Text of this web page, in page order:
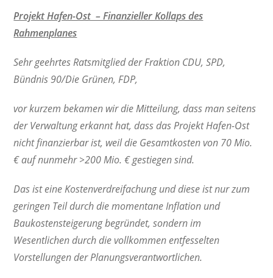
Projekt Hafen-Ost – Finanzieller Kollaps des
Rahmenplanes
Sehr geehrtes Ratsmitglied der Fraktion CDU, SPD,
Bündnis 90/Die Grünen, FDP,
vor kurzem bekamen wir die Mitteilung, dass man seitens
der Verwaltung erkannt hat, dass das Projekt Hafen-Ost
nicht finanzierbar ist, weil die Gesamtkosten von 70 Mio.
€ auf nunmehr >200 Mio. € gestiegen sind.
Das ist eine Kostenverdreifachung und diese ist nur zum
geringen Teil durch die momentane Inflation und
Baukostensteigerung begründet, sondern im
Wesentlichen durch die vollkommen entfesselten
Vorstellungen der Planungsverantwortlichen.